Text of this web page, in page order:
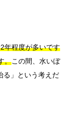
年程度が多いです
。この間、水いぼ
る」という考えだ